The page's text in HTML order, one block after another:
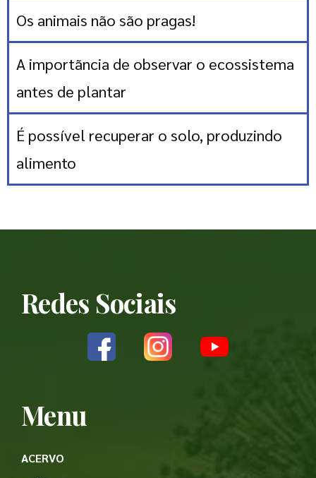
Os animais não são pragas!
A importãncia de observar o ecossistema
antes de plantar
É possível recuperar o solo, produzindo
alimento
Redes Sociais
Menu
ACERVO